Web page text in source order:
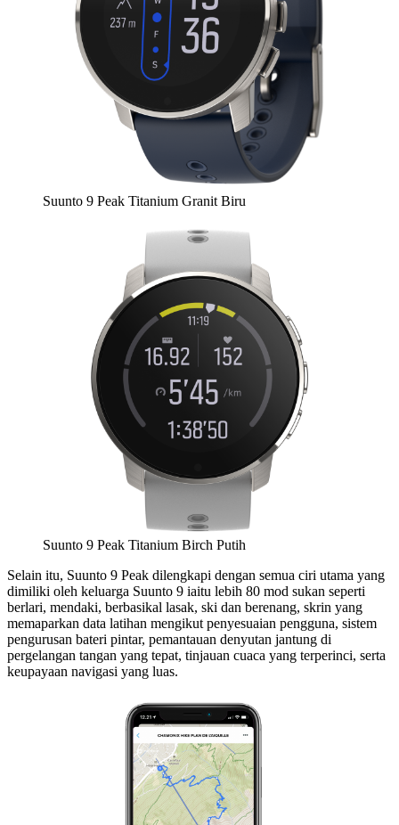
Suunto 9 Peak Titanium Granit Biru
Suunto 9 Peak Titanium Birch Putih
Selain itu, Suunto 9 Peak dilengkapi dengan semua ciri utama yang
dimiliki oleh keluarga Suunto 9 iaitu lebih 80 mod sukan seperti
berlari, mendaki, berbasikal lasak, ski dan berenang, skrin yang
memaparkan data latihan mengikut penyesuaian pengguna, sistem
pengurusan bateri pintar, pemantauan denyutan jantung di
pergelangan tangan yang tepat, tinjauan cuaca yang terperinci, serta
keupayaan navigasi yang luas.